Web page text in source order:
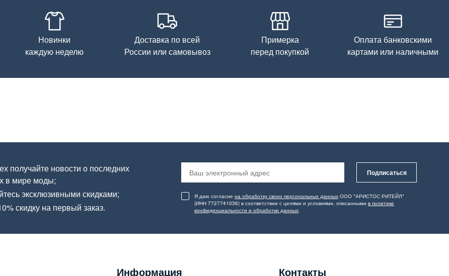
Новинки
каждую неделю
Доставка по всей
России или самовывоз
Примерка
перед покупкой
Оплата банковскими
картами или наличными
получайте новости о последних
в мире моды;
эксклюзивными скидками;
скидку на первый заказ.
Подписаться
Я даю согласие на обработку своих персональных данныхООО "АРИСТОС РИТЕЙЛ"
(ИНН 7727741036) в соответствии с целями и условиями, описанными в политике
конфиденциальности и обработки данных.
Информация Контакты